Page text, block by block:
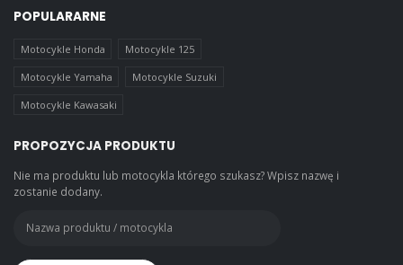
POPULARARNE
Motocykle Honda Motocykle 125
Motocykle Yamaha Motocykle Suzuki
Motocykle Kawasaki
PROPOZYCJA PRODUKTU
Nie ma produktu lub motocykla którego szukasz? Wpisz nazwę i
zostanie dodany.